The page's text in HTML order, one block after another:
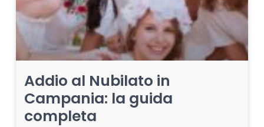
Addio al Nubilato in
Campania: la guida
completa